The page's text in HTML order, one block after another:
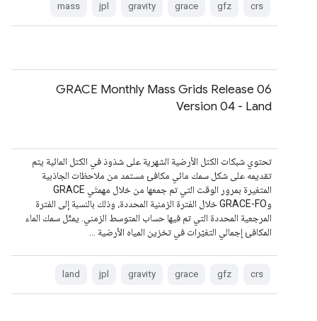
crs
gfz
grace
gravity
jpl
mass
GRACE Monthly Mass Grids Release 06
Version 04 - Land
تحتوي شبكات الكتل الأرضية الشهرية على شذوذ في الكتل المائية يتم
تقديمه على شكل سمك مائي مكافئ مستمد من ملاحظات الجاذبية
المتغيرة بمرور الوقت التي تم جمعها من خلال مهمتَي GRACE
وGRACE-FO خلال الفترة الزمنية المحددة، وذلك بالنسبة إلى الفترة
المرجعية المحددة التي تم فيها حساب المتوسط الزمني. يمثّل سمك الماء
المكافئ إجمالي التغيّرات في تخزين المياه الأرضية …
crs
gfz
grace
gravity
jpl
land